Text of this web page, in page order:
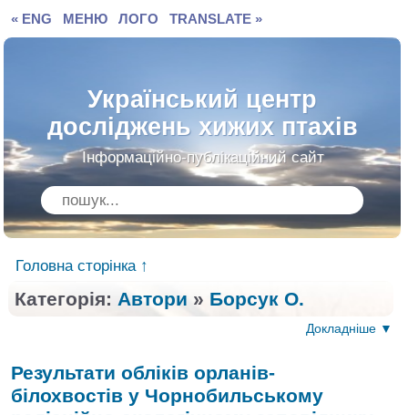
« ENG МЕНЮ ЛОГО TRANSLATE »
Український центр
досліджень хижих птахів
Інформаційно-публікаційний сайт
Головна сторінка ↑
Категорія: Автори » Борсук О.
Докладніше ▼
Результати обліків орланів-
білохвостів у Чорнобильському